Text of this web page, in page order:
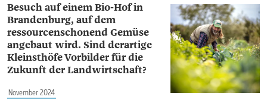
Besuch auf einem Bio-Hof in
Brandenburg, auf dem
ressourcenschonend Gemüse
angebaut wird. Sind derartige
Kleinsthöfe Vorbilder für die
Zukunft der Landwirtschaft?
November 2024